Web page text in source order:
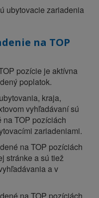
ubytovacie zariadenia
na TOP
pozície je aktívna
poplatok.
kraja,
vyhľadávaní sú
TOP pozíciách
zariadeniami.
na TOP pozíciách
stránke a sú tiež
a v